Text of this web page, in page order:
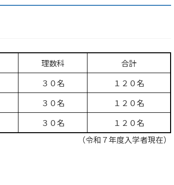
理数科 合計
３０名 １２０名
３０名 １２０名
３０名
１２０名
（令和７年度入学者現在）